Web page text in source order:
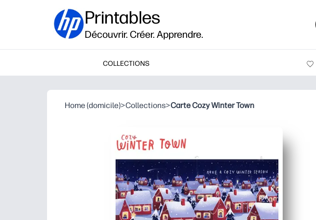
Printables
Découvrir. Créer. Apprendre.
COLLECTIONS
Home (domicile)>Collections>Carte Cozy Winter Town